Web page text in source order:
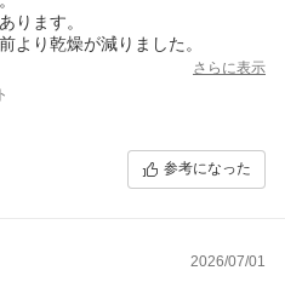
ります。
より乾燥が減りました。
さらに表示
参考になった
2026/07/01